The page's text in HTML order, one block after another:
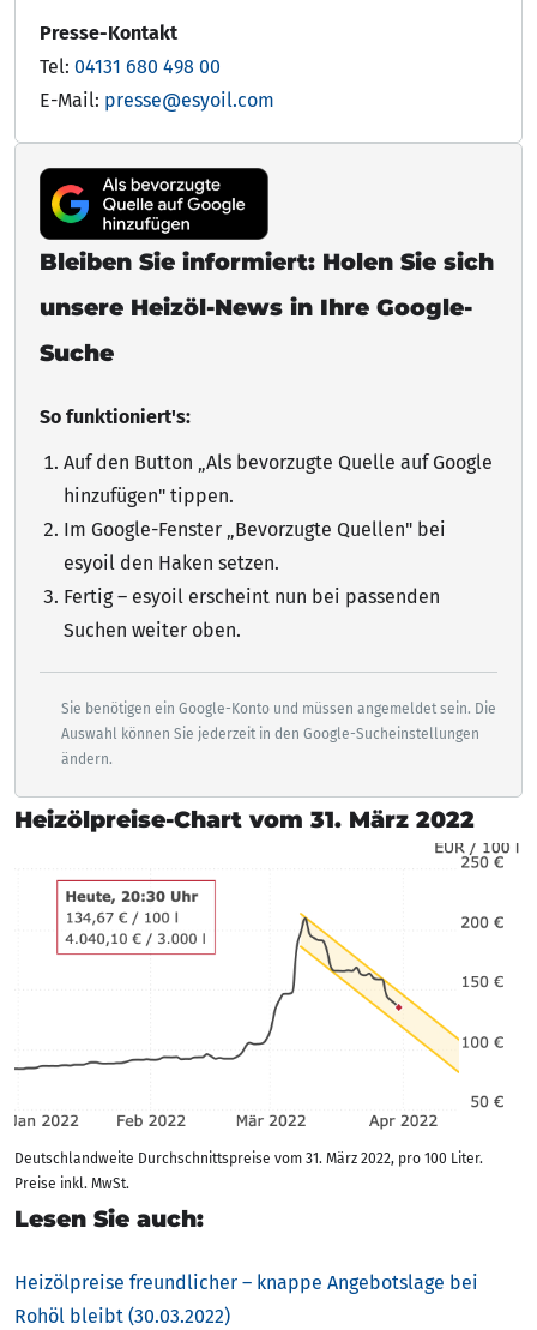
Presse-Kontakt
Tel: 04131 680 498 00
E-Mail: presse@esyoil.com
Bleiben Sie informiert: Holen Sie sich
unsere Heizöl-News in Ihre Google-
Suche
So funktioniert's:
Auf den Button „Als bevorzugte Quelle auf Google
hinzufügen" tippen.
Im Google-Fenster „Bevorzugte Quellen" bei
esyoil den Haken setzen.
Fertig – esyoil erscheint nun bei passenden
Suchen weiter oben.
Sie benötigen ein Google-Konto und müssen angemeldet sein. Die
Auswahl können Sie jederzeit in den Google-Sucheinstellungen
ändern.
Heizölpreise-Chart vom 31. März 2022
Deutschlandweite Durchschnittspreise vom 31. März 2022, pro 100 Liter.
Preise inkl. MwSt.
Lesen Sie auch:
Heizölpreise freundlicher – knappe Angebotslage bei
Rohöl bleibt (30.03.2022)